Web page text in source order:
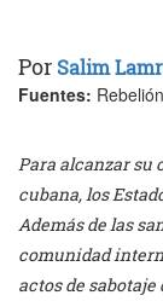
Por Salim
Fuentes: Rebelión
Para alcanzar su
cubana, los
Además de las
comunidad
actos de